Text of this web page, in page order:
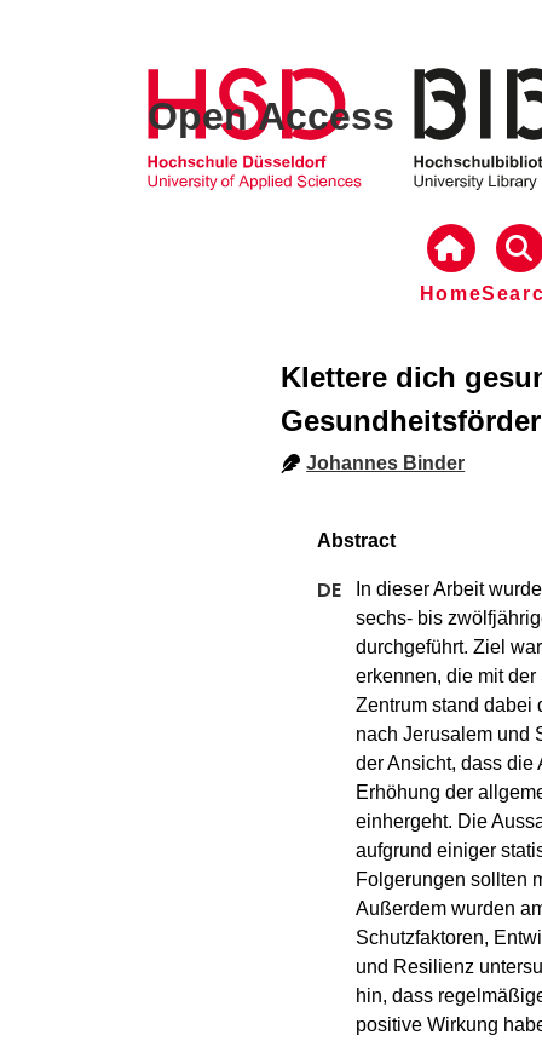
Open Access
Home
Klettere dich
Johannes Binder
In dieser Arbeit
sechs- bis
durchgeführt. Ziel
erkennen, die mit
Zentrum stand dabei
nach Jerusalem und
der Ansicht, dass die
Erhöhung der
einhergeht. Die
aufgrund einiger
Folgerungen sollten
Außerdem wurden
Schutzfaktoren,
und Resilienz
hin, dass
positive Wirkung